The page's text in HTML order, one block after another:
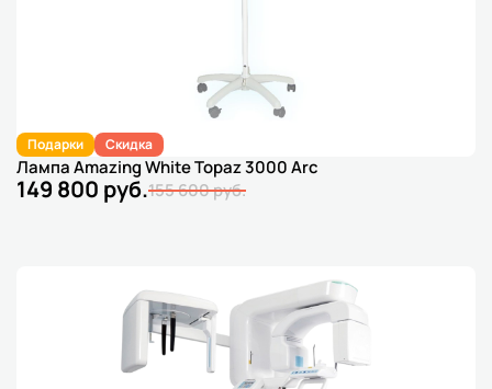
Подарки Скидка
Лампа Amazing White Topaz 3000 Arc
149 800 руб.155 600 руб.